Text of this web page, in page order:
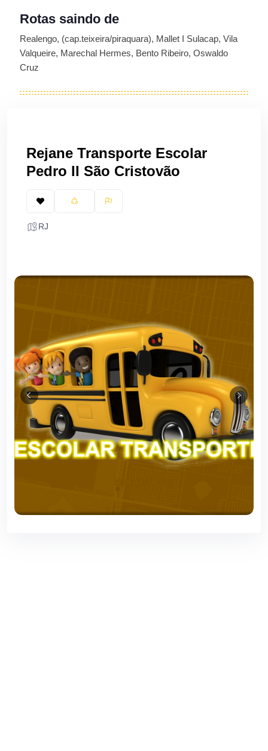
Rejane Transporte Escolar
Pedro II São Cristovão
RJ
Rotas saindo de
Realengo, (cap.teixeira/piraquara), Mallet I Sulacap, Vila
Valqueire, Marechal Hermes, Bento Ribeiro, Oswaldo
Cruz